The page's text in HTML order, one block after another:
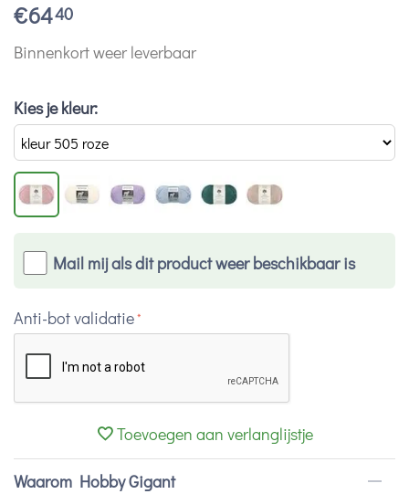
€6440
Binnenkort weer leverbaar
Kies je kleur:
Mail mij als dit product weer beschikbaar is
Anti-bot validatie
Toevoegen aan verlanglijstje
Waarom Hobby Gigant